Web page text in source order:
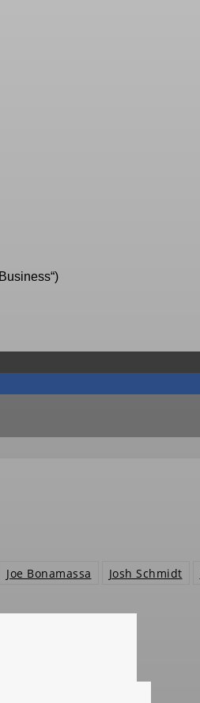
Joe Bonamassa Josh Schmidt